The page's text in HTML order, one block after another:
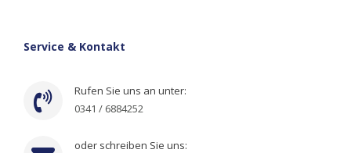
Service & Kontakt
Rufen Sie uns an unter:
0341 / 6884252
oder schreiben Sie uns: